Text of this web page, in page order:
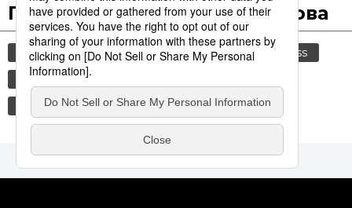
Популярные поисковые слова
общество история культура
jiji press
синкансэн
транспорт
россия шпионаж